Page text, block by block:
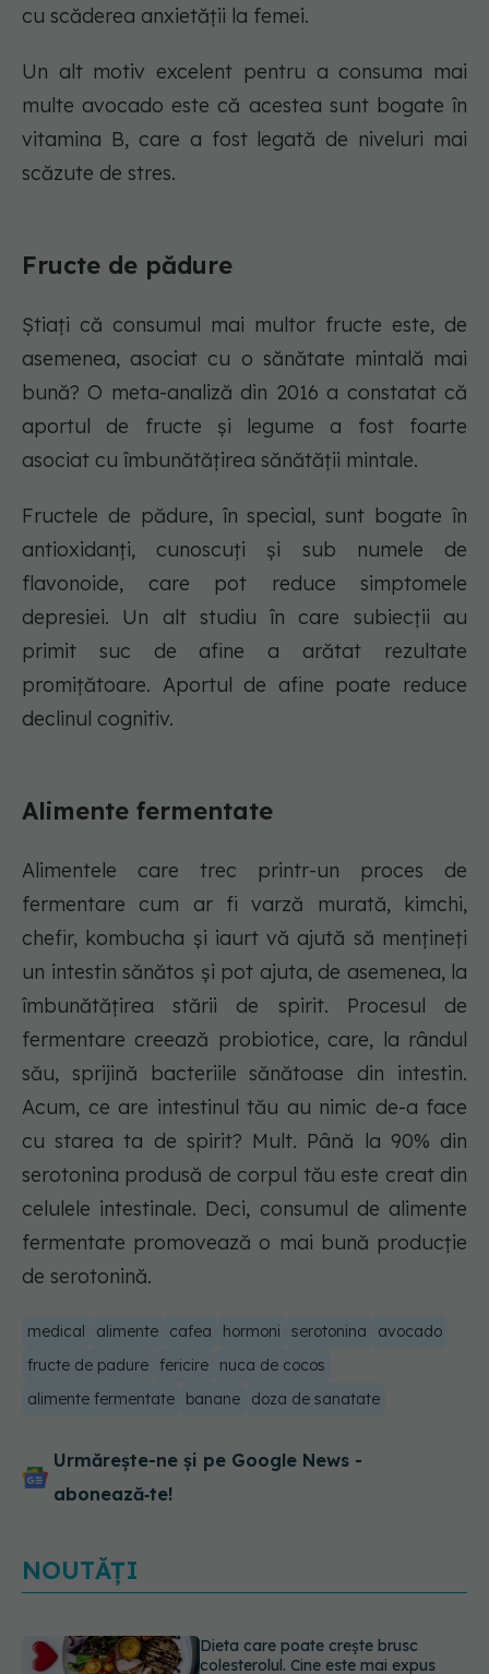
cu scăderea anxietății la femei.
Un alt motiv excelent pentru a consuma mai
multe avocado este că acestea sunt bogate în
vitamina B, care a fost legată de niveluri mai
scăzute de stres.
Fructe de pădure
Știați că consumul mai multor fructe este, de
asemenea, asociat cu o sănătate mintală mai
bună? O meta-analiză din 2016 a constatat că
aportul de fructe și legume a fost foarte
asociat cu îmbunătățirea sănătății mintale.
Fructele de pădure, în special, sunt bogate în
antioxidanţi, cunoscuţi şi sub numele de
flavonoide, care pot reduce simptomele
depresiei. Un alt studiu în care subiecții au
primit suc de afine a arătat rezultate
promițătoare. Aportul de afine poate reduce
declinul cognitiv.
Alimente fermentate
Alimentele care trec printr-un proces de
fermentare cum ar fi varză murată, kimchi,
chefir, kombucha și iaurt vă ajută să mențineți
un intestin sănătos și pot ajuta, de asemenea, la
îmbunătățirea stării de spirit. Procesul de
fermentare creează probiotice, care, la rândul
său, sprijină bacteriile sănătoase din intestin.
Acum, ce are intestinul tău au nimic de-a face
cu starea ta de spirit? Mult. Până la 90% din
serotonina produsă de corpul tău este creat din
celulele intestinale. Deci, consumul de alimente
fermentate promovează o mai bună producție
de serotonină.
medical alimente cafea hormoni serotonina
avocado
fructe de padure fericire
nuca de cocos
alimente fermentate
banane doza de sanatate
Urmărește-ne și pe Google News -
abonează‑te!
NOUTĂȚI
PNRR: 174 de milioane de lei pentru
sănătate într-o singură săptămână.